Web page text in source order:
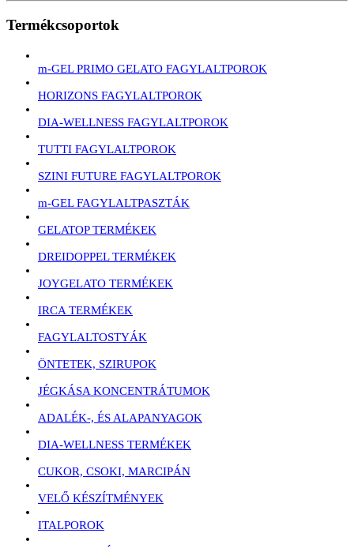
Termékcsoportok
m-GEL PRIMO GELATO FAGYLALTPOROK
HORIZONS FAGYLALTPOROK
DIA-WELLNESS FAGYLALTPOROK
TUTTI FAGYLALTPOROK
SZINI FUTURE FAGYLALTPOROK
m-GEL FAGYLALTPASZTÁK
GELATOP TERMÉKEK
DREIDOPPEL TERMÉKEK
JOYGELATO TERMÉKEK
IRCA TERMÉKEK
FAGYLALTOSTYÁK
ÖNTETEK, SZIRUPOK
JÉGKÁSA KONCENTRÁTUMOK
ADALÉK-, ÉS ALAPANYAGOK
DIA-WELLNESS TERMÉKEK
CUKOR, CSOKI, MARCIPÁN
VELŐ KÉSZÍTMÉNYEK
ITALPOROK